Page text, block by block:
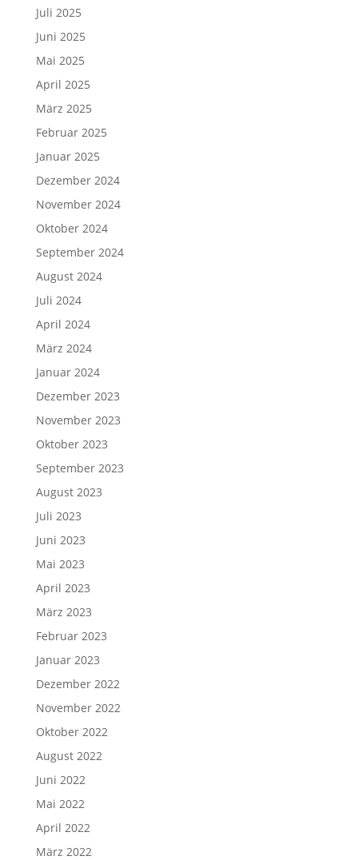
Juli 2025
Juni 2025
Mai 2025
April 2025
März 2025
Februar 2025
Januar 2025
Dezember 2024
November 2024
Oktober 2024
September 2024
August 2024
Juli 2024
April 2024
März 2024
Januar 2024
Dezember 2023
November 2023
Oktober 2023
September 2023
August 2023
Juli 2023
Juni 2023
Mai 2023
April 2023
März 2023
Februar 2023
Januar 2023
Dezember 2022
November 2022
Oktober 2022
August 2022
Juni 2022
Mai 2022
April 2022
März 2022